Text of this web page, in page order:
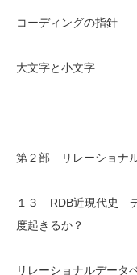
コーディングの指針
大文字と小文字
第２部 リレーショナ
１３ RDB近現代史 デ
度起きるか？
リレーショナルデータ